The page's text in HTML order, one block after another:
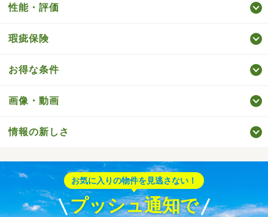
性能・評価
瑕疵保険
お得な条件
画像・動画
情報の新しさ
お気に入りの物件を見逃さない！
プッシュ通知で